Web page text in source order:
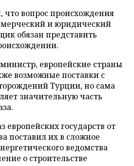
что вопрос происхождения
и юридический
обязан представить
европейские страны
возможные поставки с
Турции, но сама
значительную часть
европейских государств от
поставил их в сложное
ведомства
о строительстве